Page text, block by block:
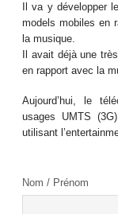
Il va y développer
models mobiles en
la musique.
Il avait déjà une
en rapport avec la
Aujourd’hui, le
usages UMTS
utilisant
Nom / Prénom